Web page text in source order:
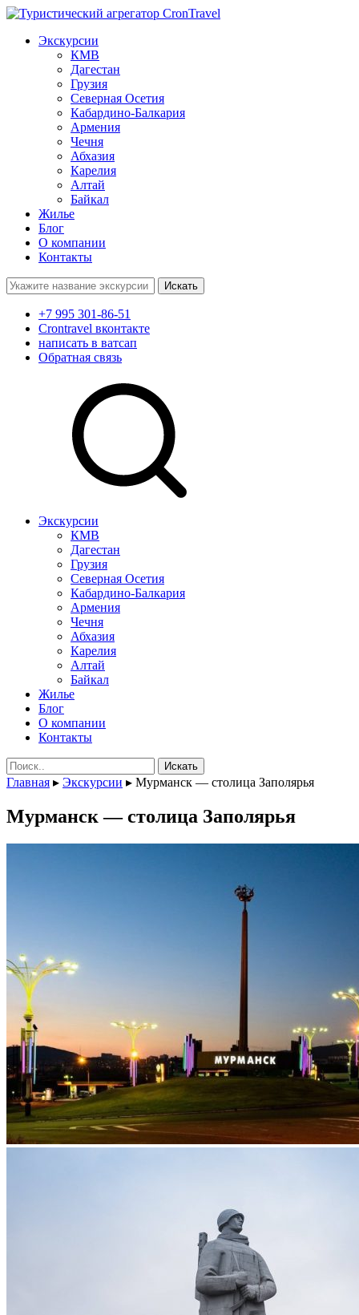
Экскурсии
КМВ
Дагестан
Грузия
Северная Осетия
Кабардино-Балкария
Армения
Чечня
Абхазия
Карелия
Алтай
Байкал
Жилье
Блог
О компании
Контакты
Поиск:
+7 995 301-86-51
Crontravel вконтакте
написать в ватсап
Обратная связь
Экскурсии
КМВ
Дагестан
Грузия
Северная Осетия
Кабардино-Балкария
Армения
Чечня
Абхазия
Карелия
Алтай
Байкал
Жилье
Блог
О компании
Контакты
Поиск:
Главная ▸ Экскурсии ▸ Мурманск — столица Заполярья
Мурманск — столица Заполярья